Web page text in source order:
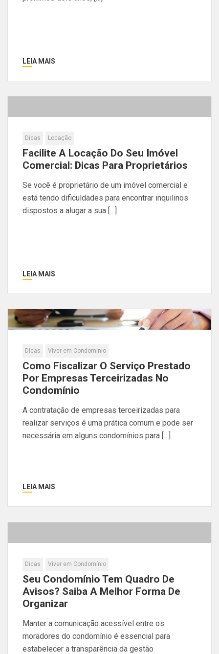
LEIA MAIS
Dicas Locação
Facilite A Locação Do Seu Imóvel
Comercial: Dicas Para Proprietários
Se você é proprietário de um imóvel comercial e
está tendo dificuldades para encontrar inquilinos
dispostos a alugar a sua […]
LEIA MAIS
Dicas Viver em Condomínio
Como Fiscalizar O Serviço Prestado
Por Empresas Terceirizadas No
Condomínio
A contratação de empresas terceirizadas para
realizar serviços é uma prática comum e pode ser
necessária em alguns condomínios para […]
LEIA MAIS
Dicas Viver em Condomínio
Seu Condomínio Tem Quadro De
Avisos? Saiba A Melhor Forma De
Organizar
Manter a comunicação acessível entre os
moradores do condomínio é essencial para
estabelecer a transparência da gestão